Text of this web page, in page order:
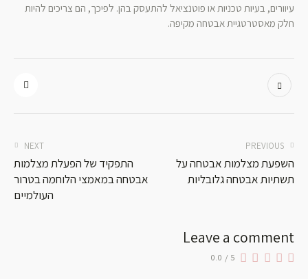
עיוורים, בעיות טכניות או פוטנציאל להתעסק בהן. לפיכך, הם צריכים להיות
חלק מאסטרטגיית אבטחה מקיפה.
PREVIOUS
השפעת מצלמות אבטחה על
תשתיות אבטחה גלובליות
NEXT
התפקיד של הפעלת מצלמות
אבטחה במאמצי הלוחמה בטרור
העולמיים
Leave a comment
0.0 / 5